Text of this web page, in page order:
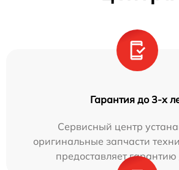
Гарантия до 3-х
Сервисный центр
оригинальные запчасти
предоставляет гарантию